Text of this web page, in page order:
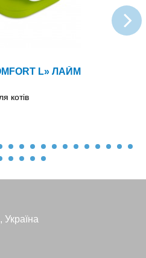
L» ЛАЙМ
котів
Україна